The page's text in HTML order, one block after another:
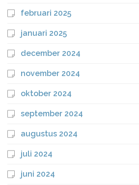
februari 2025
januari 2025
december 2024
november 2024
oktober 2024
september 2024
augustus 2024
juli 2024
juni 2024